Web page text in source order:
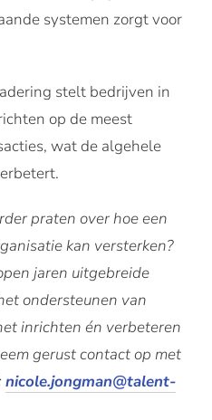
systemen zorgt voor
stelt bedrijven in
op de meest
wat de algehele
praten over hoe een
kan versterken?
jaren uitgebreide
ondersteunen van
inrichten én verbeteren
gerust contact op met
nicole.jongman@talent-